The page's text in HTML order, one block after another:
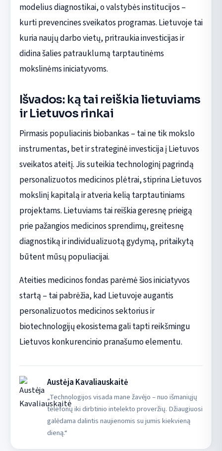
modelius diagnostikai, o valstybės institucijos –
kurti prevencines sveikatos programas. Lietuvoje tai
kuria naujų darbo vietų, pritraukia investicijas ir
didina šalies patrauklumą tarptautinėms
mokslinėms iniciatyvoms.
Išvados: ką tai reiškia lietuviams
ir Lietuvos rinkai
Pirmasis populiacinis biobankas – tai ne tik mokslo
instrumentas, bet ir strateginė investicija į Lietuvos
sveikatos ateitį. Jis suteikia technologinį pagrindą
personalizuotos medicinos plėtrai, stiprina Lietuvos
mokslinį kapitalą ir atveria kelią tarptautiniams
projektams. Lietuviams tai reiškia geresnę prieigą
prie pažangios medicinos sprendimų, greitesnę
diagnostiką ir individualizuotą gydymą, pritaikytą
būtent mūsų populiacijai.
Ateities medicinos fondas parėmė šios iniciatyvos
startą – tai pabrėžia, kad Lietuvoje augantis
personalizuotos medicinos sektorius ir
biotechnologijų ekosistema gali tapti reikšmingu
Lietuvos konkurencinio pranašumo elementu.
Austėja Kavaliauskaitė
„Technologijos visada mane žavėjo – nuo išmaniųjų
telefonų iki dirbtinio intelekto proveržių. Džiaugiuosi
galėdama dalintis naujienomis su jumis kiekvieną
dieną.“